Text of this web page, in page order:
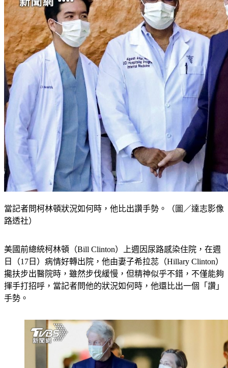
當記者問柯林頓狀況如何時，他比出讚手勢。（圖／達志影像
美國前總統柯林頓（Bill Clinton）上週因尿路感染住院，在週
日（17日）病情好轉出院，他由妻子希拉蕊（Hillary Clinton）
攙扶步出醫院時，雖然步伐緩慢，但精神似乎不錯，不僅能夠
揮手打招呼，當記者問他的狀況如何時，他還比出一個「讚」